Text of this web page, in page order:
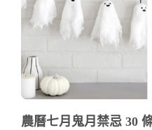
農曆七月鬼月禁忌 30